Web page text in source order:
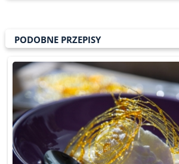
PODOBNE PRZEPISY